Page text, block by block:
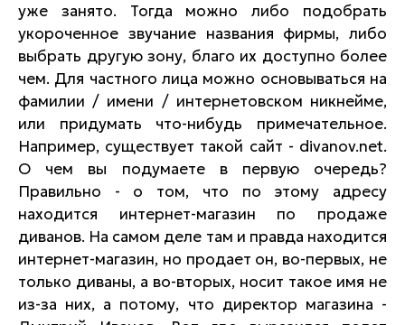
уже занято. Тогда можно либо подобрать
укороченное звучание названия фирмы, либо
выбрать другую зону, благо их доступно более
чем. Для частного лица можно основываться на
фамилии / имени / интернетовском никнейме,
или придумать что-нибудь примечательное.
Например, существует такой сайт - divanov.net.
О чем вы подумаете в первую очередь?
Правильно - о том, что по этому адресу
находится интернет-магазин по продаже
диванов. На самом деле там и правда находится
интернет-магазин, но продает он, во-первых, не
только диваны, а во-вторых, носит такое имя не
из-за них, а потому, что директор магазина -